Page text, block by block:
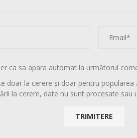
ca sa apara automat la următorul
doar la cerere și doar pentru
la cerere, date nu sunt procesate sau